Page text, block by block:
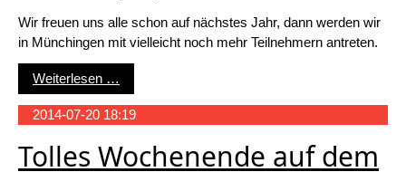
Wir freuen uns alle schon auf nächstes Jahr, dann werden wir
in Münchingen mit vielleicht noch mehr Teilnehmern antreten.
Weiterlesen …
2014-07-20 18:19
Tolles Wochenende auf dem